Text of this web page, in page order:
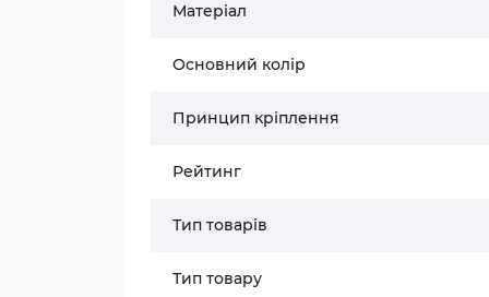
Матеріал
Основний колір
Принцип кріплення
Рейтинг
Тип товарів
Тип товару